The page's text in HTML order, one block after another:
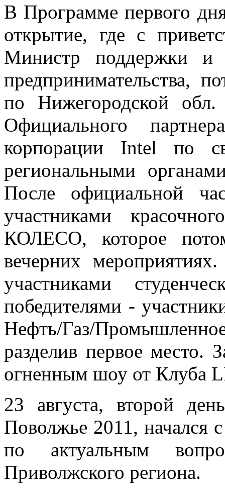
В Программе первого
открытие, где с
Министр поддержки и
предпринимательства,
по Нижегородской
Официального
корпорации Intel по
региональными
После официальной
участниками
КОЛЕСО, которое
вечерних
участниками
победителями -
Нефть/Газ/
разделив первое место.
огненным шоу от Клуба
23 августа, второй
Поволжье 2011, начался
по актуальным
Приволжского региона.